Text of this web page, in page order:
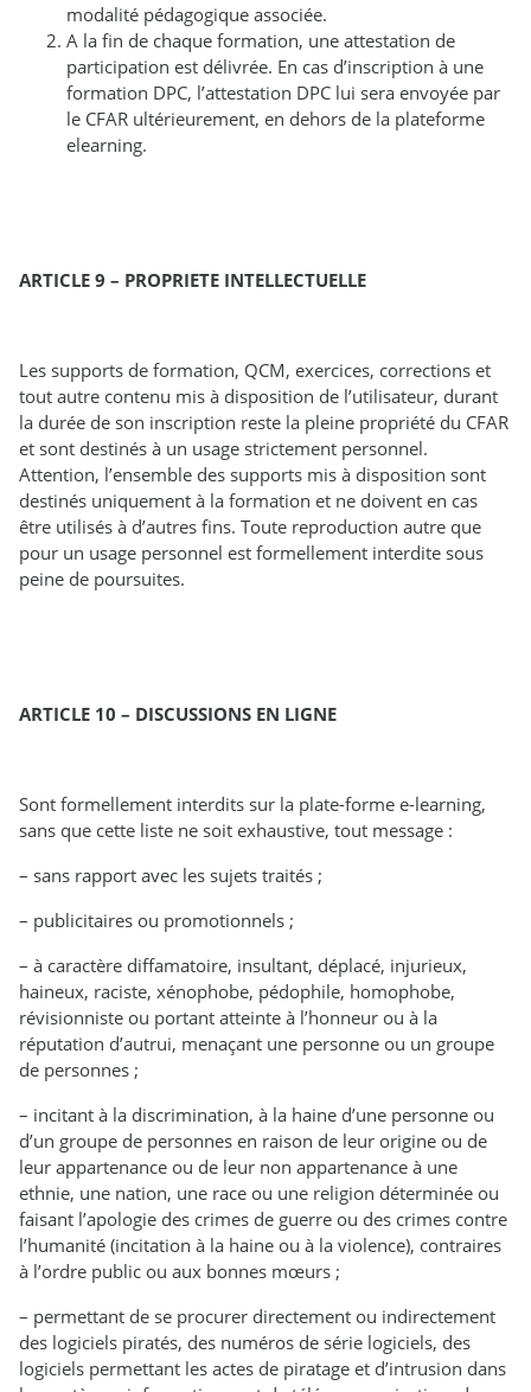
modalité pédagogique associée.
A la fin de chaque formation, une attestation de
participation est délivrée. En cas d’inscription à une
formation DPC, l’attestation DPC lui sera envoyée par
le CFAR ultérieurement, en dehors de la plateforme
elearning.
ARTICLE 9 – PROPRIETE INTELLECTUELLE
Les supports de formation, QCM, exercices, corrections et
tout autre contenu mis à disposition de l’utilisateur, durant
la durée de son inscription reste la pleine propriété du CFAR
et sont destinés à un usage strictement personnel.
Attention, l’ensemble des supports mis à disposition sont
destinés uniquement à la formation et ne doivent en cas
être utilisés à d’autres fins. Toute reproduction autre que
pour un usage personnel est formellement interdite sous
peine de poursuites.
ARTICLE 10 – DISCUSSIONS EN LIGNE
Sont formellement interdits sur la plate-forme e-learning,
sans que cette liste ne soit exhaustive, tout message :
– sans rapport avec les sujets traités ;
– publicitaires ou promotionnels ;
– à caractère diffamatoire, insultant, déplacé, injurieux,
haineux, raciste, xénophobe, pédophile, homophobe,
révisionniste ou portant atteinte à l’honneur ou à la
réputation d’autrui, menaçant une personne ou un groupe
de personnes ;
– incitant à la discrimination, à la haine d’une personne ou
d’un groupe de personnes en raison de leur origine ou de
leur appartenance ou de leur non appartenance à une
ethnie, une nation, une race ou une religion déterminée ou
faisant l’apologie des crimes de guerre ou des crimes contre
l’humanité (incitation à la haine ou à la violence), contraires
à l’ordre public ou aux bonnes mœurs ;
– permettant de se procurer directement ou indirectement
des logiciels piratés, des numéros de série logiciels, des
logiciels permettant les actes de piratage et d’intrusion dans